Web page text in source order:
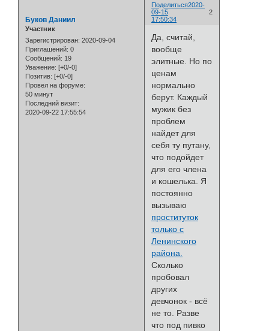
Поделиться
2
2020-
09-15
17:50:34
Буков Даниил
Участник
Зарегистрирован: 2020-09-04
Приглашений: 0
Сообщений: 19
Уважение: [+0/-0]
Позитив: [+0/-0]
Провел на форуме:
50 минут
Последний визит:
2020-09-22 17:55:54
Да, считай,
вообще
элитные. Но по
ценам
нормально
берут. Каждый
мужик без
проблем
найдет для
себя ту путану,
что подойдет
для его члена
и кошелька. Я
постоянно
вызываю
проституток
только с
Ленинского
района.
Сколько
пробовал
других
девчонок - всё
не то. Разве
что под пивко